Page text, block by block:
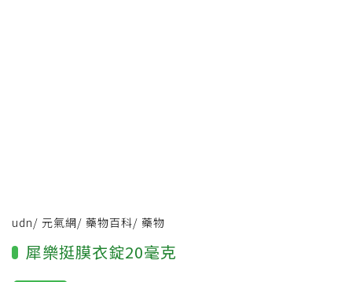
udn/ 元氣網/ 藥物百科/ 藥物
犀樂挺膜衣錠20毫克